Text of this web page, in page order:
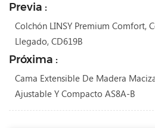
Previa :
Colchón LINSY Premium Comfort,
Llegado, CD619B
Próxima :
Cama Extensible De Madera
Ajustable Y Compacto AS8A-B